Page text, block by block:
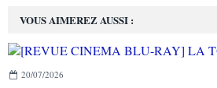
VOUS AIMEREZ AUSSI :
20/07/2026